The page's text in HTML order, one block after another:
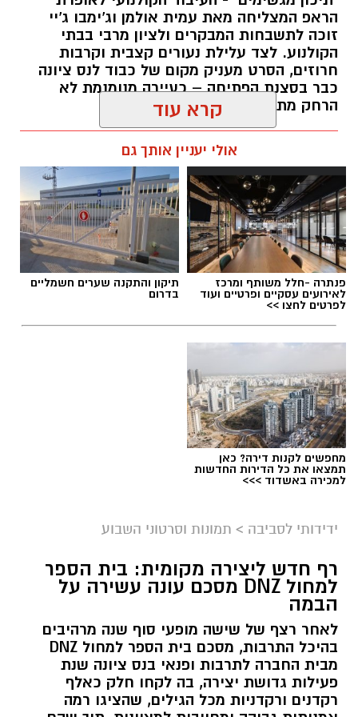
הראפ המצליחה מאת עמית אולמן וג'ימבו ג'יי
זוכה לתשבחות המבקרים ולציון מרבי בבתי
הקולנוע. לצד עלילת נעורים קצבית וקרבות
חרוזים, הסרט מעניק מקום של כבוד לנס ציונה
כבר בסצנת הפתיחה – כעיירה מנומנמת לא
הרחק מתל אביב... -
kolness1@gmail.com / 09:40 30.07.26
תגים:תיכון מגשימים, אופרת ראפ
צילום מסך- יוטיוב
קרא עוד
אולי יעניין אותך גם
פנתרה -חלל משותף ומרכז
לאירועים עסקיים ופרטיים ועוד
לפרטים לחצו >>
תיקון והתקנה שערים חשמליים
בדרום
מחפשים לקנות דירה? כאן
תמצאו את כל הדירות החדשות
למכירה באשדוד >>>
ידידותי לסביבה > תמונות וסרטוני השבוע
רף חדש ליצירה מקומית: בית הספר
למחול DNZ מסכם עונה עשירה על
הבמה
לאחר רצף של שישה מופעי סוף שנה מרהיבים
בהיכל התרבות, מסכם בית הספר למחול DNZ
מבית החברה לתרבות ופנאי בנס ציונה שנת
פעילות גדושת יצירה, בה לקחו חלק כאלף
רקדנים ורקדניות מכל הגילים, שהציגו רמה